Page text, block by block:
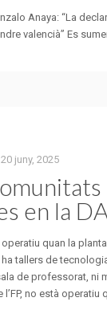
Anaya: “La
valencià” Es
20 juny, 2025
en la
quan la
tallers de
de professorat, ni
no està operatiu